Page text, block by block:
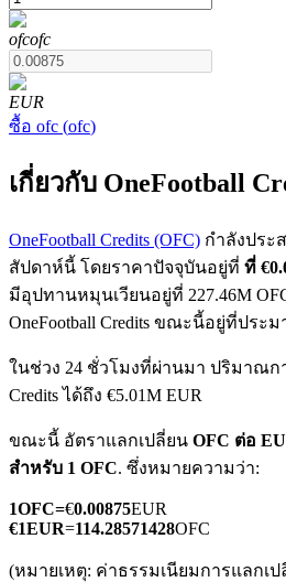
ฟิวเจอร์ส COIN-M
ฟิวเจอร์สสกุลเงินดิจิทัล
TradFi
อนุพันธ์ของหุ้น ฟอเร็กซ์ โลห
ofcofc
EUR
ซื้อ ofc (ofc)
เกี่ยวกับ OneFootball
OneFootball Credits (OFC) กำลังประ
สัปดาห์นี้ โดยราคาปัจจุบันอยู่ที่ ที่
มีอุปทานหมุนเวียนอยู่ที่ 227.46M
OneFootball Credits ขณะนี้อยู่ที่ประม
ในช่วง 24 ชั่วโมงที่ผ่านมา ปริมาณก
Credits ได้ถึง €5.01M EUR
ขณะนี้ อัตราแลกเปลี่ยน OFC ต่อ
สำหรับ 1 OFC. ซึ่งหมายความว่า:
1OFC=€0.00875EUR
€1EUR=114.28571428OFC
(หมายเหตุ: ค่าธรรมเนียมการแลกเ